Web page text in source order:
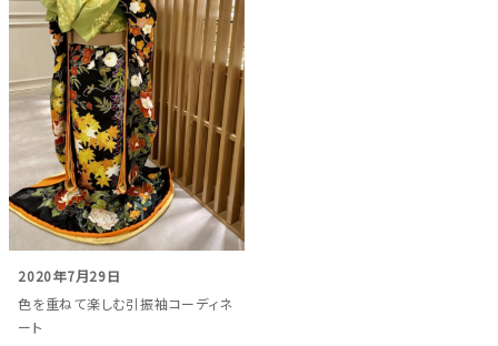
ウェディングマガジン
結婚式場を探す
2020年7月29日
色を重ねて楽しむ引振袖コーディネ
ート